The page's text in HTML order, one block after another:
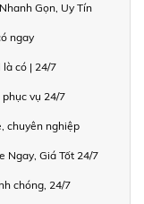
Gọn, Uy Tín
ngay
là có | 24/7
vụ 24/7
chuyên nghiệp
Ngay, Giá Tốt 24/7
chóng, 24/7